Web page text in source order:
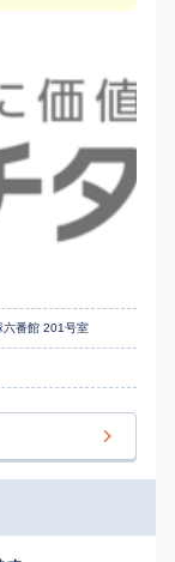
六番館 201号室